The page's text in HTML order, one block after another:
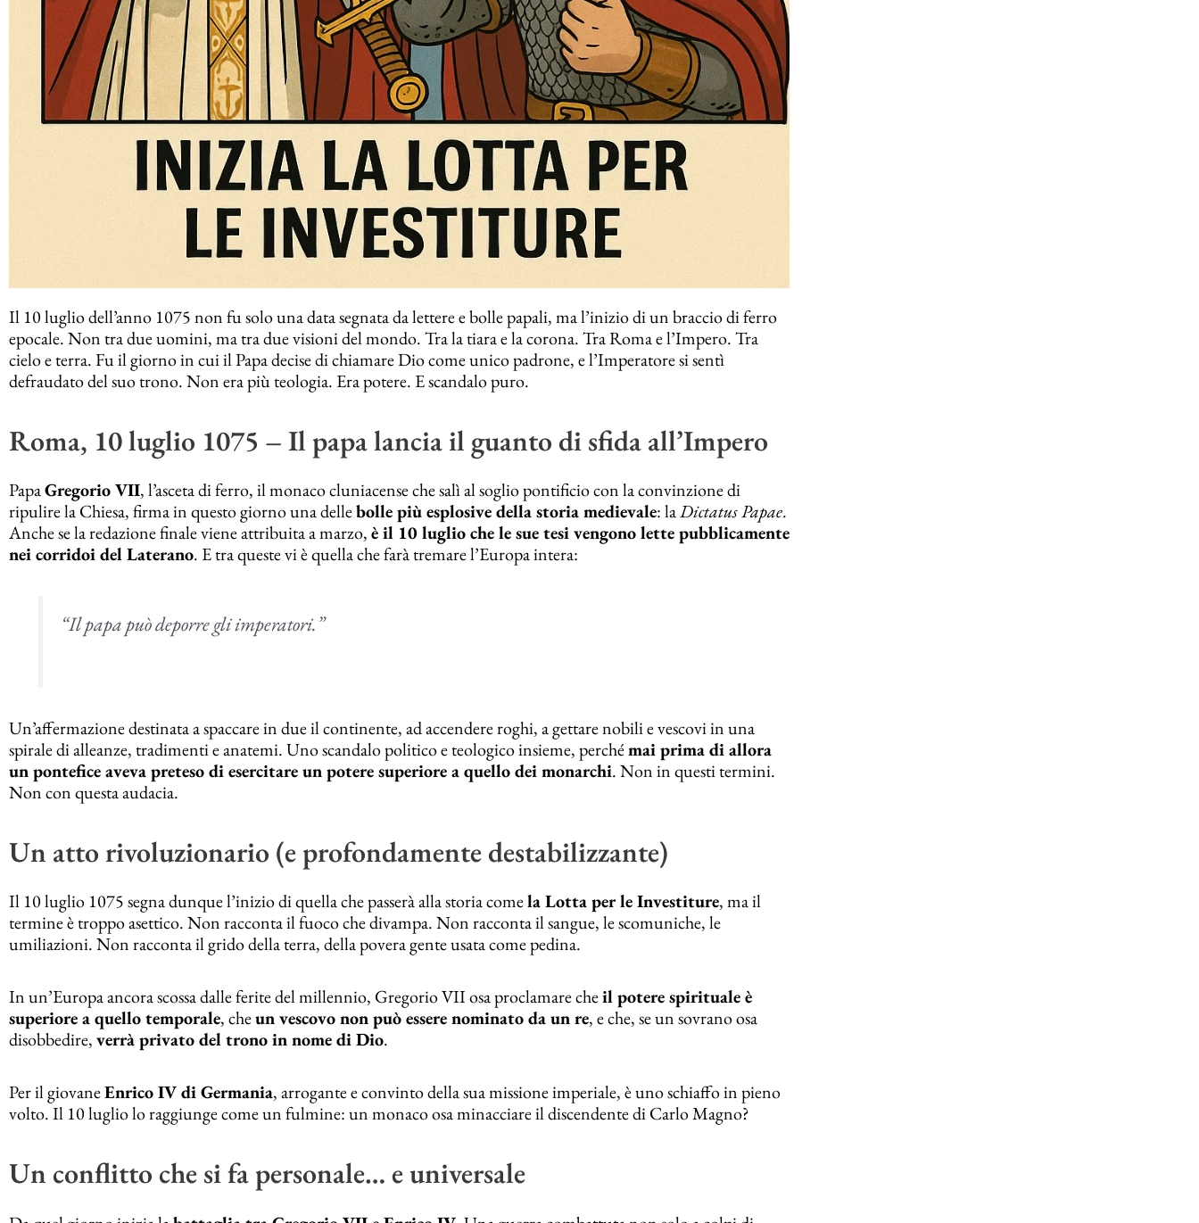
Il 10 luglio dell’anno 1075 non fu solo una data segnata da lettere e bolle papali, ma l’inizio di un braccio di ferro
epocale. Non tra due uomini, ma tra due visioni del mondo. Tra la tiara e la corona. Tra Roma e l’Impero. Tra
cielo e terra. Fu il giorno in cui il Papa decise di chiamare Dio come unico padrone, e l’Imperatore si sentì
defraudato del suo trono. Non era più teologia. Era potere. E scandalo puro.
Roma, 10 luglio 1075 – Il papa lancia il guanto di sfida all’Impero
PapaGregorio VII, l’asceta di ferro, il monaco cluniacense che salì al soglio pontificio con la convinzione di
ripulire la Chiesa, firma in questo giorno una dellebolle più esplosive della storia medievale: laDictatus Papae.
Anche se la redazione finale viene attribuita a marzo,è il 10 luglio che le sue tesi vengono lette pubblicamente
nei corridoi del Laterano. E tra queste vi è quella che farà tremare l’Europa intera:
“Il papa può deporre gli imperatori.”
Un’affermazione destinata a spaccare in due il continente, ad accendere roghi, a gettare nobili e vescovi in una
spirale di alleanze, tradimenti e anatemi. Uno scandalo politico e teologico insieme, perchémai prima di allora
un pontefice aveva preteso di esercitare un potere superiore a quello dei monarchi. Non in questi termini.
Non con questa audacia.
Un atto rivoluzionario (e profondamente destabilizzante)
Il 10 luglio 1075 segna dunque l’inizio di quella che passerà alla storia comela Lotta per le Investiture, ma il
termine è troppo asettico. Non racconta il fuoco che divampa. Non racconta il sangue, le scomuniche, le
umiliazioni. Non racconta il grido della terra, della povera gente usata come pedina.
In un’Europa ancora scossa dalle ferite del millennio, Gregorio VII osa proclamare cheil potere spirituale è
superiore a quello temporale, cheun vescovo non può essere nominato da un re, e che, se un sovrano osa
disobbedire,verrà privato del trono in nome di Dio.
Per il giovaneEnrico IV di Germania, arrogante e convinto della sua missione imperiale, è uno schiaffo in pieno
volto. Il 10 luglio lo raggiunge come un fulmine: un monaco osa minacciare il discendente di Carlo Magno?
Un conflitto che si fa personale… e universale